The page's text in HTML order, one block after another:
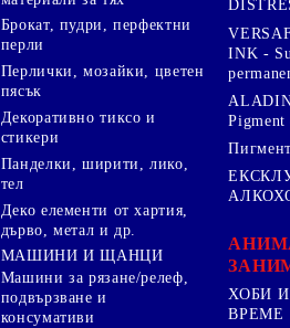
Брокат, пудри, перфектни
перли
Перлички, мозайки, цветен
пясък
Декоративно тиксо и
стикери
Панделки, ширити, лико,
тел
Деко елементи от хартия,
дърво, метал и др.
МАШИНИ И ЩАНЦИ
Машини за рязане/релеф,
подвързване и
консумативи
INK -
ХОБИ
ВРЕМЕ